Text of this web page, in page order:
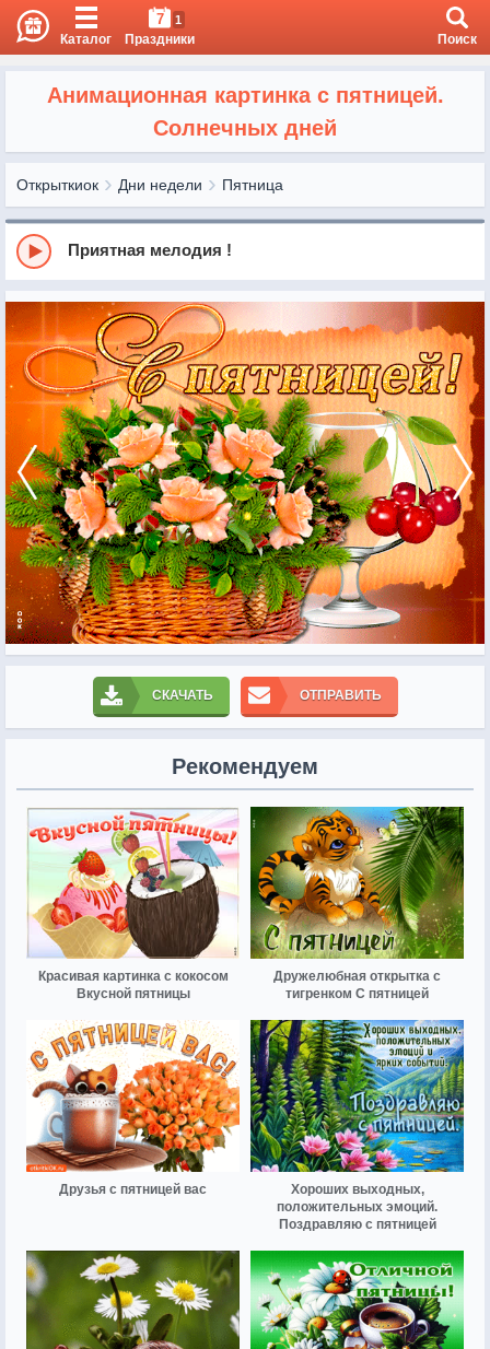
Каталог
7 1
Праздники Поиск
Анимационная картинка с пятницей.
Солнечных дней
Открыткиок Дни недели Пятница
Приятная мелодия !
СКАЧАТЬ ОТПРАВИТЬ
Рекомендуем
Красивая картинка с кокосом
Вкусной пятницы
Дружелюбная открытка с
тигренком С пятницей
Друзья с пятницей вас
Хороших выходных,
положительных эмоций.
Поздравляю с пятницей